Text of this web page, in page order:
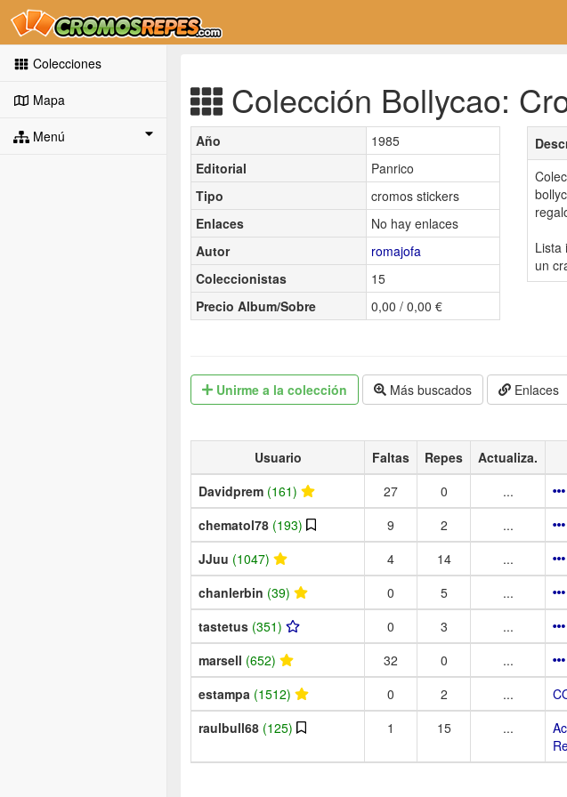
Colecciones
Mapa
Menú
Colección Bollycao:
Año
1985
Editorial
Panrico
Tipo
cromos stickers
Enlaces
No hay enlaces
Autor
romajofa
Coleccionistas
15
Precio Album/Sobre
0,00 / 0,00 €
Lista
un
Unirme a la colección Más buscados Enlaces
Usuario Faltas Repes Actualiza.
Davidprem (161) 27 0
...
chematol78 (193) 9 2
...
JJuu (1047) 4 14
...
chanlerbin (39) 0 5
...
tastetus (351) 0 3
...
marsell (652) 32 0
...
estampa (1512) 0 2 ...
raulbull68 (125) 1 15 ...